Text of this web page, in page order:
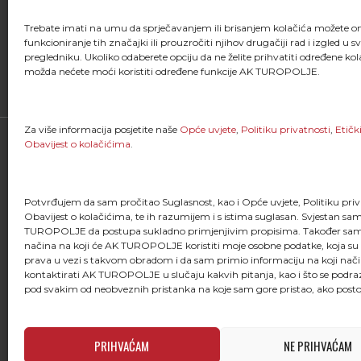
Trebate imati na umu da sprječavanjem ili brisanjem kolačića možete
funkcioniranje tih značajki ili prouzročiti njihov drugačiji rad i izgled u
pregledniku. Ukoliko odaberete opciju da ne želite prihvatiti određene
možda nećete moći koristiti određene funkcije AK TUROPOLJE.
Za više informacija posjetite naše Opće uvjete, Politiku privatnosti,
Obavijest o kolačićima.
Potvrđujem da sam pročitao Suglasnost, kao i Opće uvjete, Politiku
Obavijest o kolačićima, te ih razumijem i s istima suglasan. Svjestan
TUROPOLJE da postupa sukladno primjenjivim propisima. Također
načina na koji će AK TUROPOLJE koristiti moje osobne podatke, koja
prava u vezi s takvom obradom i da sam primio informaciju na koji
kontaktirati AK TUROPOLJE u slučaju kakvih pitanja, kao i što se
pod svakim od neobveznih pristanka na koje sam gore pristao, ako
PRIHVAĆAM NE PRIHVAĆAM
FACEBOOK
"Kao što svaki trkač zna, trčanje je više od
stavljanja jedne noge ispred druge; ono je
života i dio onoga što jesmo."
Atletski klub Turopolje © 2026. All rights